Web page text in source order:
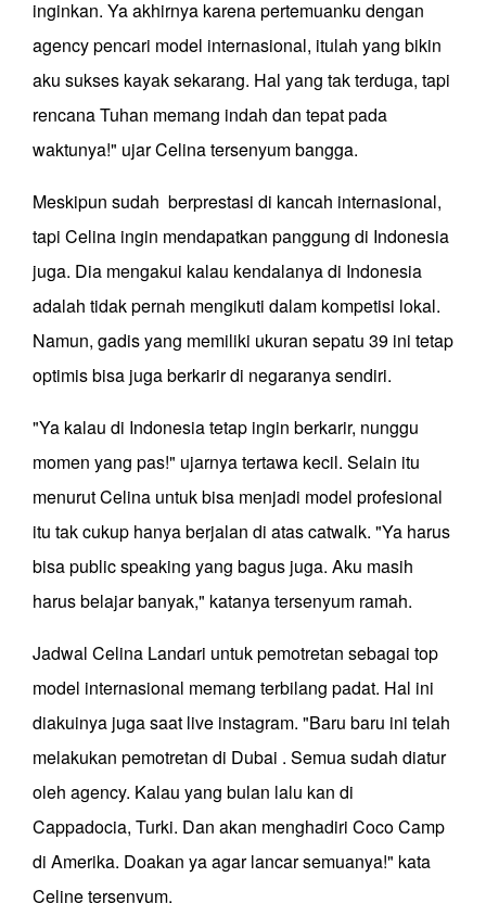
inginkan. Ya akhirnya karena pertemuanku dengan
agency pencari model internasional, itulah yang bikin
aku sukses kayak sekarang. Hal yang tak terduga, tapi
rencana Tuhan memang indah dan tepat pada
waktunya!" ujar Celina tersenyum bangga.
Meskipun sudah berprestasi di kancah internasional,
tapi Celina ingin mendapatkan panggung di Indonesia
juga. Dia mengakui kalau kendalanya di Indonesia
adalah tidak pernah mengikuti dalam kompetisi lokal.
Namun, gadis yang memiliki ukuran sepatu 39 ini tetap
optimis bisa juga berkarir di negaranya sendiri.
"Ya kalau di Indonesia tetap ingin berkarir, nunggu
momen yang pas!" ujarnya tertawa kecil. Selain itu
menurut Celina untuk bisa menjadi model profesional
itu tak cukup hanya berjalan di atas catwalk. "Ya harus
bisa public speaking yang bagus juga. Aku masih
harus belajar banyak," katanya tersenyum ramah.
Jadwal Celina Landari untuk pemotretan sebagai top
model internasional memang terbilang padat. Hal ini
diakuinya juga saat live instagram. "Baru baru ini telah
melakukan pemotretan di Dubai . Semua sudah diatur
oleh agency. Kalau yang bulan lalu kan di
Cappadocia, Turki. Dan akan menghadiri Coco Camp
di Amerika. Doakan ya agar lancar semuanya!" kata
Celine tersenyum.